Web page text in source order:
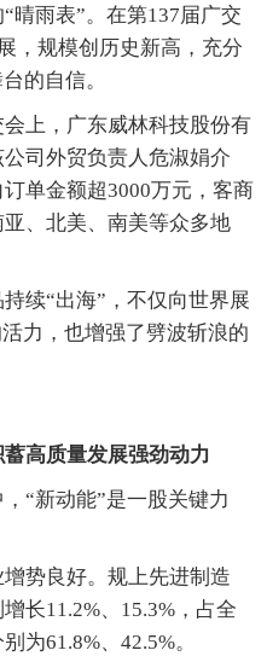
雨表”。在第137届广交
，规模创历史新高，充分
的自信。
，广东威林科技股份有
司外贸负责人危淑娟介
单金额超3000万元，客商
、北美、南美等众多地
“出海”，不仅向世界展
力，也增强了劈波斩浪的
高质量发展强劲动力
新动能”是一股关键力
势良好。规上先进制造
长11.2%、15.3%，占全
为61.8%、42.5%。